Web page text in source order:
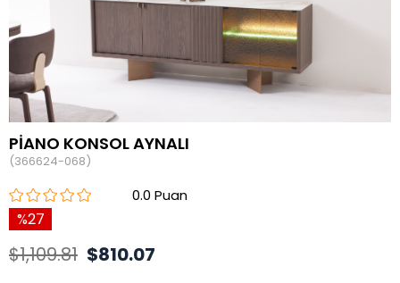
PİANO KONSOL AYNALI
(366624-068)
0.0
27
$1,109.81 $810.07